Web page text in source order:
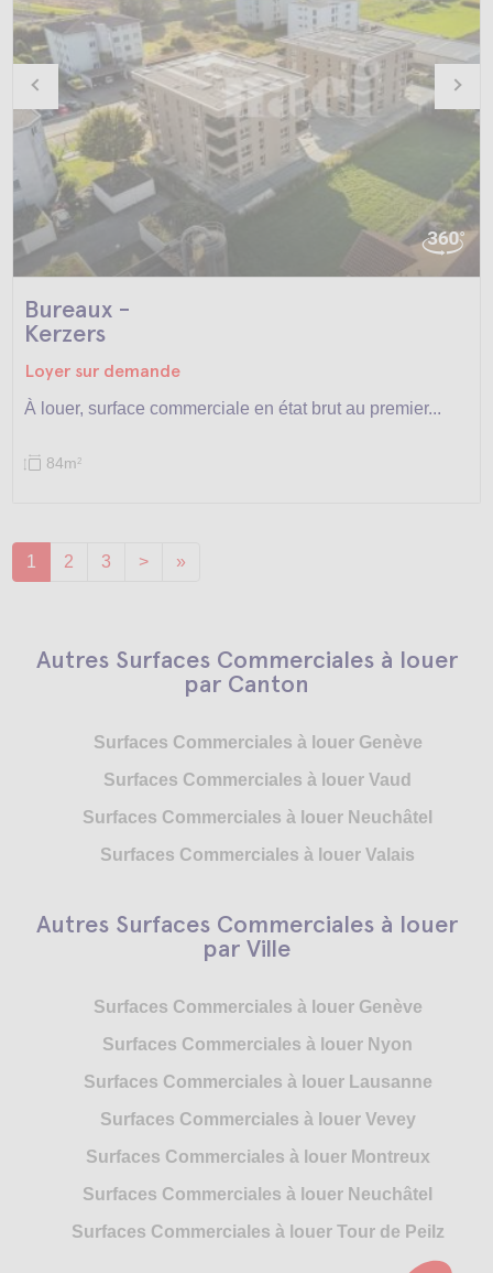
Bureaux -
Kerzers
Loyer sur demande
À louer, surface commerciale en état brut au premier...
84m2
1 2 3 > »
Autres Surfaces Commerciales à louer
par Canton
Surfaces Commerciales à louer Genève
Surfaces Commerciales à louer Vaud
Surfaces Commerciales à louer Neuchâtel
Surfaces Commerciales à louer Valais
Autres Surfaces Commerciales à louer
par Ville
Surfaces Commerciales à louer Genève
Surfaces Commerciales à louer Nyon
Surfaces Commerciales à louer Lausanne
Surfaces Commerciales à louer Vevey
Surfaces Commerciales à louer Montreux
Surfaces Commerciales à louer Neuchâtel
Surfaces Commerciales à louer Tour de Peilz